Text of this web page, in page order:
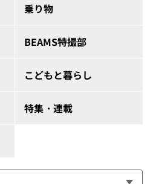
乗り物
BEAMS特撮部
こどもと暮らし
特集・連載